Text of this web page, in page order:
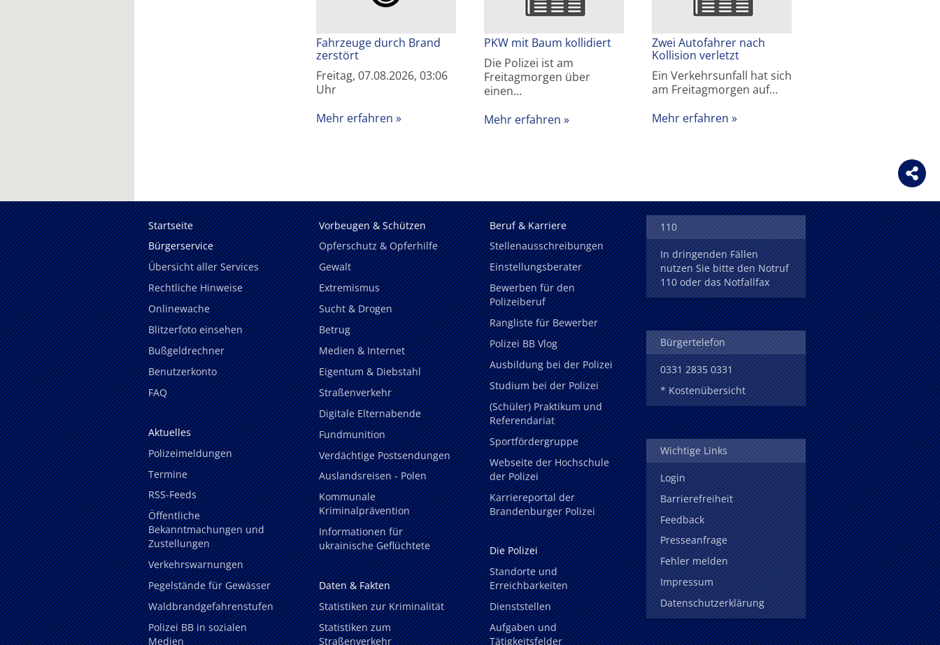
Fahrzeuge durch Brand
zerstört
Freitag, 07.08.2026, 03:06
Uhr
Mehr erfahren
PKW mit Baum kollidiert
Die Polizei ist am
Freitagmorgen über
einen…
Mehr erfahren
Zwei Autofahrer nach
Kollision verletzt
Ein Verkehrsunfall hat sich
am Freitagmorgen auf…
Mehr erfahren
Startseite
Bürgerservice
Übersicht aller Services
Rechtliche Hinweise
Onlinewache
Blitzerfoto einsehen
Bußgeldrechner
Benutzerkonto
FAQ
Aktuelles
Polizeimeldungen
Termine
RSS-Feeds
Öffentliche
Bekanntmachungen und
Zustellungen
Verkehrswarnungen
Pegelstände für Gewässer
Waldbrandgefahrenstufen
Polizei BB in sozialen
Medien
Vorbeugen & Schützen
Opferschutz & Opferhilfe
Gewalt
Extremismus
Sucht & Drogen
Betrug
Medien & Internet
Eigentum & Diebstahl
Straßenverkehr
Digitale Elternabende
Fundmunition
Verdächtige Postsendungen
Auslandsreisen - Polen
Kommunale
Kriminalprävention
Informationen für
ukrainische Geflüchtete
Daten & Fakten
Statistiken zur Kriminalität
Statistiken zum
Straßenverkehr
Beruf & Karriere
Stellenausschreibungen
Einstellungsberater
Bewerben für den
Polizeiberuf
Rangliste für Bewerber
Polizei BB Vlog
Ausbildung bei der Polizei
Studium bei der Polizei
(Schüler) Praktikum und
Referendariat
Sportfördergruppe
Webseite der Hochschule
der Polizei
Karriereportal der
Brandenburger Polizei
Die Polizei
Standorte und
Erreichbarkeiten
Dienststellen
Aufgaben und
Tätigkeitsfelder
110
In dringenden Fällen
nutzen Sie bitte den Notruf
110 oder das Notfallfax
Bürgertelefon
0331 2835 0331
* Kostenübersicht
Wichtige Links
Login
Barrierefreiheit
Feedback
Presseanfrage
Fehler melden
Impressum
Datenschutzerklärung